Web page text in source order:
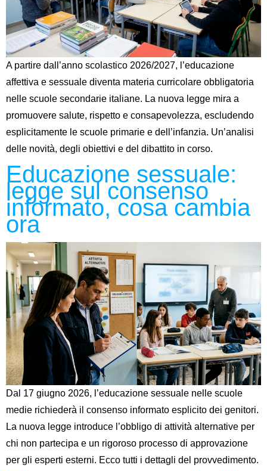
A partire dall’anno scolastico 2026/2027, l’educazione
affettiva e sessuale diventa materia curricolare obbligatoria
nelle scuole secondarie italiane. La nuova legge mira a
promuovere salute, rispetto e consapevolezza, escludendo
esplicitamente le scuole primarie e dell’infanzia. Un’analisi
delle novità, degli obiettivi e del dibattito in corso.
Educazione sessuale:
legge sul consenso
informato, cosa cambia
ora
Dal 17 giugno 2026, l’educazione sessuale nelle scuole
medie richiederà il consenso informato esplicito dei genitori.
La nuova legge introduce l’obbligo di attività alternative per
chi non partecipa e un rigoroso processo di approvazione
per gli esperti esterni. Ecco tutti i dettagli del provvedimento.